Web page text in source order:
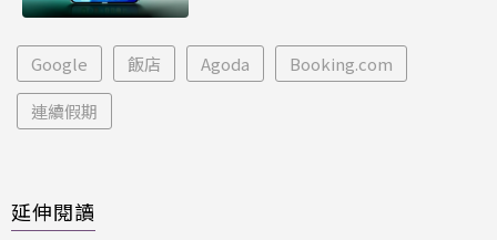
Google 飯店 Agoda Booking.com
連續假期
延伸閱讀